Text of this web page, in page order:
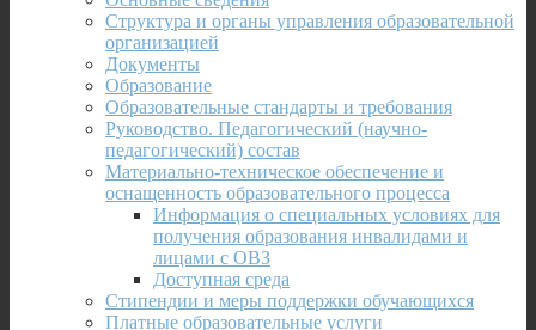
Структура и органы управления образовательной
организацией
Документы
Образование
Образовательные стандарты и требования
Руководство. Педагогический (научно-
педагогический) состав
Материально-техническое обеспечение и
оснащенность образовательного процесса
Информация о специальных условиях для
получения образования инвалидами и
лицами с ОВЗ
Доступная среда
Стипендии и меры поддержки обучающихся
Платные образовательные услуги